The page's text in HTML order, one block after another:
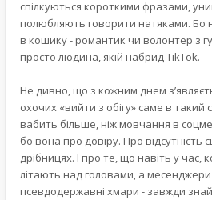
спілкуються короткими фразами,
полюбляють говорити натяками. Бо
в кошику - романтик чи волонтер з
просто людина, якій набрид TikTok.
Не дивно, що з кожним днем
охочих «вийти з обігу» саме в такий
вабить більше, ніж мовчання в
бо вона про довіру. Про відсутність
дрібницях. І про те, що навіть у час,
літають над головами, а
псевдодержавні хмари - завжди